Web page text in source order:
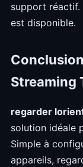
support
est disponible.
Streaming
regarder
solution idéale
Simple à
appareils,